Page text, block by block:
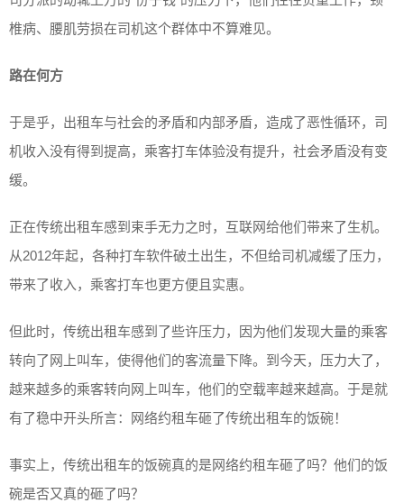
椎病、腰肌劳损在司机这个群体中不算难见。
路在何方
于是乎，出租车与社会的矛盾和内部矛盾，造成了恶性循环，司
机收入没有得到提高，乘客打车体验没有提升，社会矛盾没有变
缓。
正在传统出租车感到束手无力之时，互联网给他们带来了生机。
从2012年起，各种打车软件破土出生，不但给司机减缓了压力，
带来了收入，乘客打车也更方便且实惠。
但此时，传统出租车感到了些许压力，因为他们发现大量的乘客
转向了网上叫车，使得他们的客流量下降。到今天，压力大了，
越来越多的乘客转向网上叫车，他们的空载率越来越高。于是就
有了稳中开头所言：网络约租车砸了传统出租车的饭碗！
事实上，传统出租车的饭碗真的是网络约租车砸了吗？他们的饭
碗是否又真的砸了吗？